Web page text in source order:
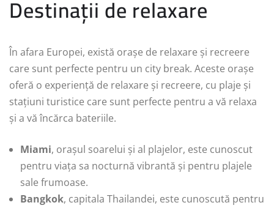
Destinații de relaxare
În afara Europei, există orașe de relaxare și recreere
care sunt perfecte pentru un city break. Aceste orașe
oferă o experiență de relaxare și recreere, cu plaje și
stațiuni turistice care sunt perfecte pentru a vă relaxa
și a vă încărca bateriile.
Miami, orașul soarelui și al plajelor, este cunoscut
pentru viața sa nocturnă vibrantă și pentru plajele
sale frumoase.
Bangkok, capitala Thailandei, este cunoscută pentru